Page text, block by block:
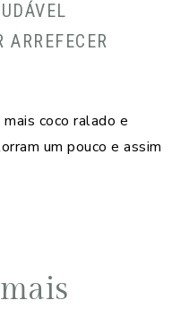
coco ralado e
um pouco e assim